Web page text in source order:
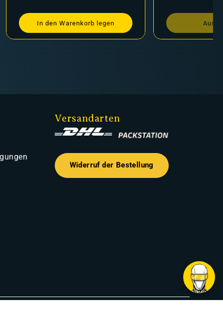
Ausverkauft In den
Versandarten
Widerruf der Bestellung